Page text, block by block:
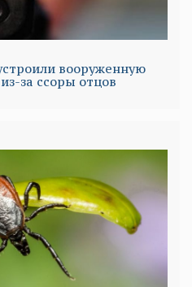
вооруженную
за ссоры отцов